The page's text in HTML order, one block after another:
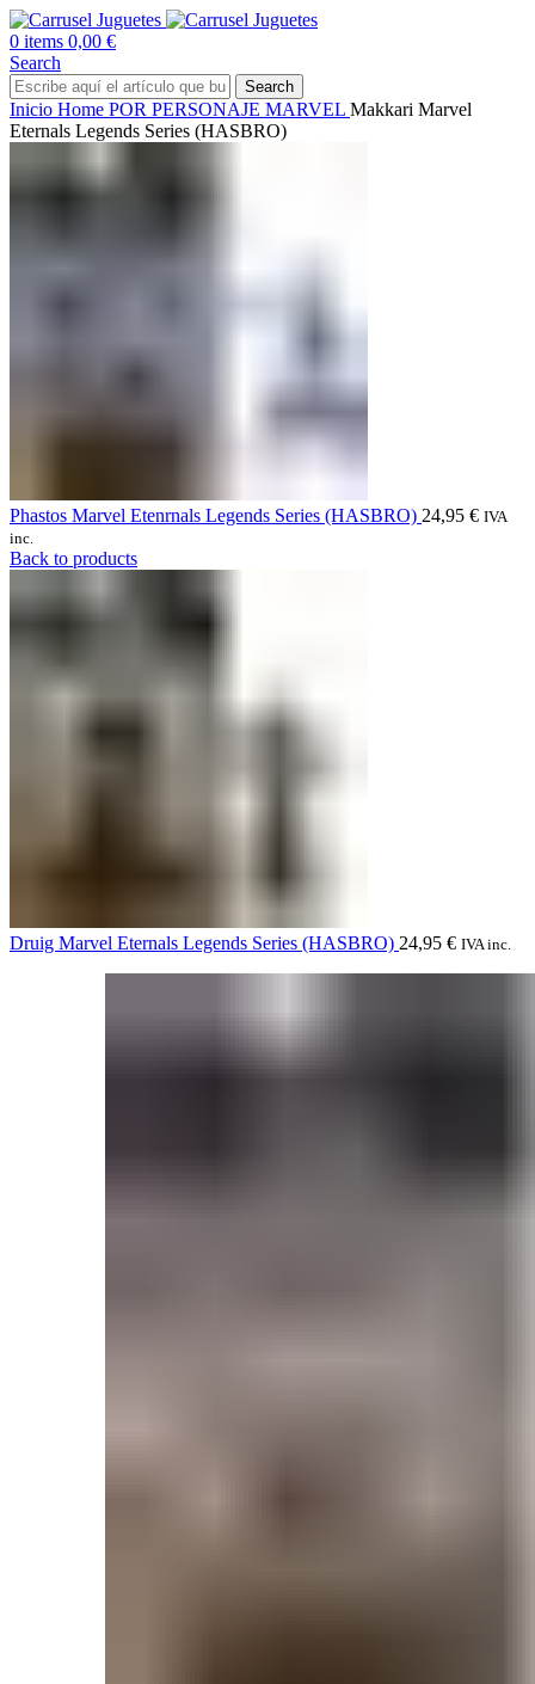
0 items 0,00 €
Search
Search
Inicio Home POR PERSONAJE MARVEL Makkari Marvel
Eternals Legends Series (HASBRO)
Phastos Marvel Etenrnals Legends Series (HASBRO) 24,95 € IVA
inc.
Back to products
Druig Marvel Eternals Legends Series (HASBRO) 24,95 € IVA inc.